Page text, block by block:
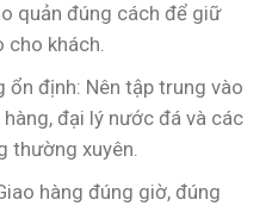
quản đúng cách để giữ
cho khách.
ổn định: Nên tập trung vào
đại lý nước đá và các
thường xuyên.
hàng đúng giờ, đúng